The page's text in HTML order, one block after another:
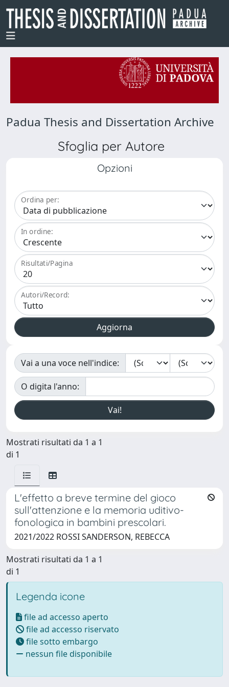
Padua Thesis and Dissertation Archive
Sfoglia per Autore
Opzioni
Ordina per:
In ordine:
Risultati/Pagina
Autori/Record:
Vai a una voce nell'indice:
O digita l'anno:
Mostrati risultati da 1 a 1
di 1
L'effetto a breve termine del gioco
sull'attenzione e la memoria uditivo-
fonologica in bambini prescolari.
2021/2022 ROSSI SANDERSON, REBECCA
Mostrati risultati da 1 a 1
di 1
Legenda icone
file ad accesso aperto
file ad accesso riservato
file sotto embargo
nessun file disponibile